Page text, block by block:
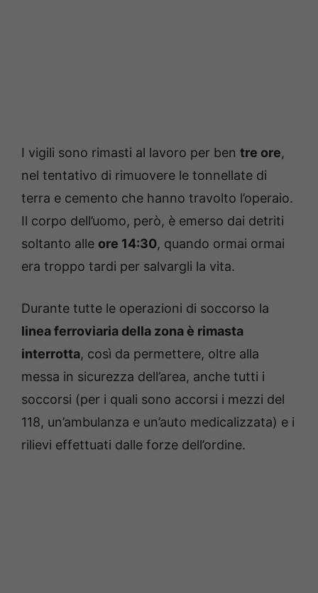
I vigili sono rimasti al lavoro per ben tre ore,
nel tentativo di rimuovere le tonnellate di
terra e cemento che hanno travolto l’operaio.
Il corpo dell’uomo, però, è emerso dai detriti
soltanto alle ore 14:30, quando ormai ormai
era troppo tardi per salvargli la vita.
Durante tutte le operazioni di soccorso la
linea ferroviaria della zona è rimasta
interrotta, così da permettere, oltre alla
messa in sicurezza dell’area, anche tutti i
soccorsi (per i quali sono accorsi i mezzi del
118, un’ambulanza e un’auto medicalizzata) e i
rilievi effettuati dalle forze dell’ordine.